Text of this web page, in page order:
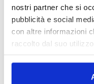
nostri partner che si
pubblicità e social
con altre informazioni
raccolto dal suo
Notizie